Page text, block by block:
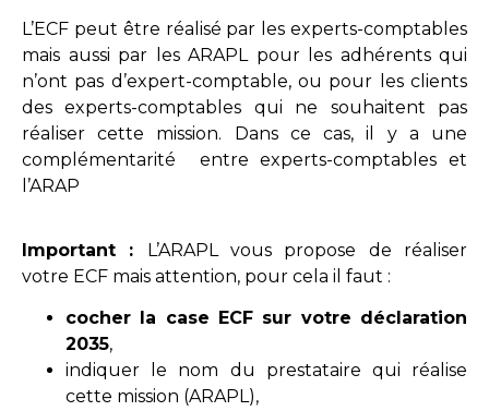
L’ECF peut être réalisé par les experts-comptables
mais aussi par les ARAPL pour les adhérents qui
n’ont pas d’expert-comptable, ou pour les clients
des experts-comptables qui ne souhaitent pas
réaliser cette mission. Dans ce cas, il y a une
complémentarité entre experts-comptables et
l’ARAP
Important : L’ARAPL vous propose de réaliser
votre ECF mais attention, pour cela il faut :
cocher la case ECF sur votre déclaration
2035,
indiquer le nom du prestataire qui réalise
cette mission (ARAPL),